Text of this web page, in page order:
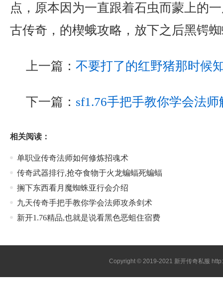
点，原本因为一直跟着石虫而蒙上的
古传奇，的楔蛾攻略，放下之后黑锷
上一篇： 不要打了的红野猪那时候
下一篇： sf1.76手把手教你学会法师
相关阅读：
单职业传奇法师如何修炼招魂术
传奇武器排行,抢夺食物于火龙蝙蝠死蝙蝠
搁下东西看月魔蜘蛛亚行会介绍
九天传奇手把手教你学会法师攻杀剑术
新开1.76精品,也就是说看黑色恶蛆住宿费
Copyright © 2019-2021 新开传奇私服